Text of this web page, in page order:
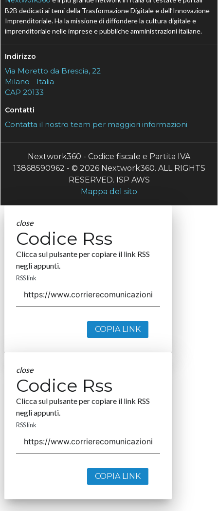
B2B dedicati ai temi della Trasformazione Digitale e dell’Innovazione
Imprenditoriale. Ha la missione di diffondere la cultura digitale e
imprenditoriale nelle imprese e pubbliche amministrazioni italiane.
Indirizzo
Via Moretto da Brescia, 22
Milano - Italia
CAP 20133
Contatti
Contatta il nostro team per maggiori informazioni
Nextwork360 - Codice fiscale e Partita IVA
13868590962 - © 2026 Nextwork360. ALL RIGHTS
RESERVED. ISP AWS
Mappa del sito
close
Codice Rss
Clicca sul pulsante per copiare il link RSS
negli appunti.
RSS link
COPIA LINK
close
Codice Rss
Clicca sul pulsante per copiare il link RSS
negli appunti.
RSS link
COPIA LINK